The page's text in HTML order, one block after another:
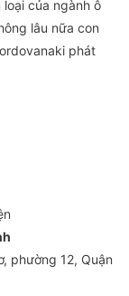
của ngành ô
lâu nữa con
phát
phường 12, Quận